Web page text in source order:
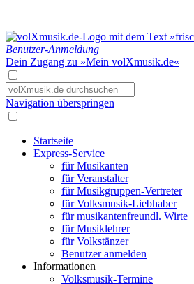
Benutzer-Anmeldung
Dein Zugang zu »Mein volXmusik.de«
Navigation überspringen
Startseite
Express-Service
für Musikanten
für Veranstalter
für Musikgruppen-Vertreter
für Volksmusik-Liebhaber
für musikantenfreundl. Wirte
für Musiklehrer
für Volkstänzer
Benutzer anmelden
Informationen
Volksmusik-Termine